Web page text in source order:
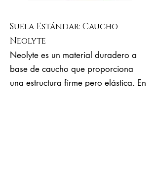
Suela Estándar: Caucho
Neolyte
Neolyte es un material duradero a
base de caucho que proporciona
una estructura firme pero elástica. En